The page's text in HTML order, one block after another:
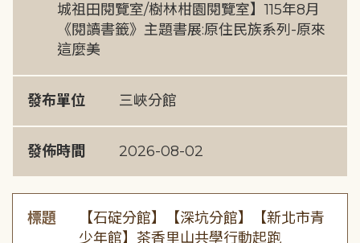
城祖田閱覽室/樹林柑園閱覽室】115年8月
《閱讀書籤》主題書展:原住民族系列-原來
這麼美
發布單位 三峽分館
發佈時間 2026-08-02
標題
【石碇分館】【深坑分館】【新北市青
少年館】茶香里山共學行動起跑